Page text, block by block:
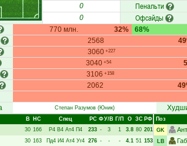
0
Пенальти
0
Офсайды
770 млн. 32%
68%
2568
3060 +227
3040 +54
3106 +158
2062
Степан Разумов (Юник)
В НC Спец РC ФУ/В Г/П О ЗС РФ
30 166 Р4 В4 Ат4 П4 233 - 3 1 3.8 80 201
30 163 Пд4 И4 Ат4 Уг4 276 - - - 4.1 51 153
Поз
GK
LB